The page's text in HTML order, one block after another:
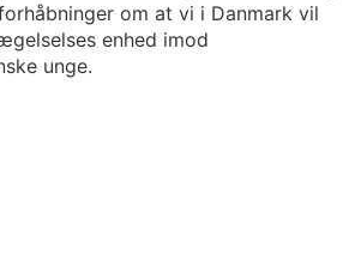
om at vi i Danmark vil
enhed imod
unge.